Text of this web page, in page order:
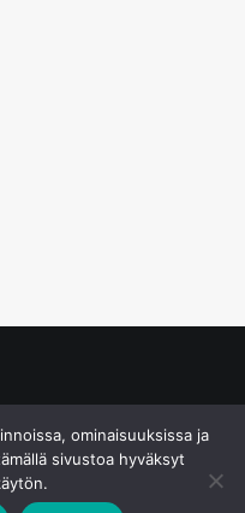
ominaisuuksissa ja
sivustoa hyväksyt